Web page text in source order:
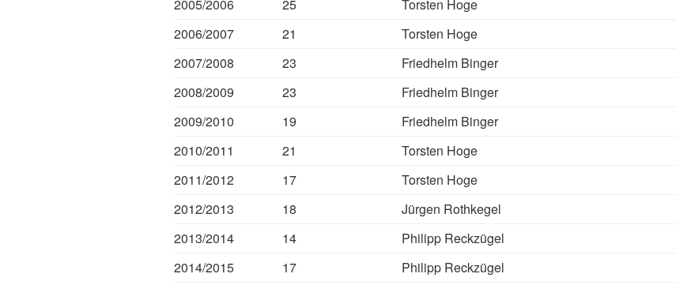
2005/2006
25 Torsten Hoge
2006/2007
21 Torsten Hoge
2007/2008
23 Friedhelm Binger
2008/2009
23 Friedhelm Binger
2009/2010
19 Friedhelm Binger
2010/2011
21 Torsten Hoge
2011/2012
17 Torsten Hoge
2012/2013
18 Jürgen Rothkegel
2013/2014
14 Philipp Reckzügel
2014/2015
17 Philipp Reckzügel